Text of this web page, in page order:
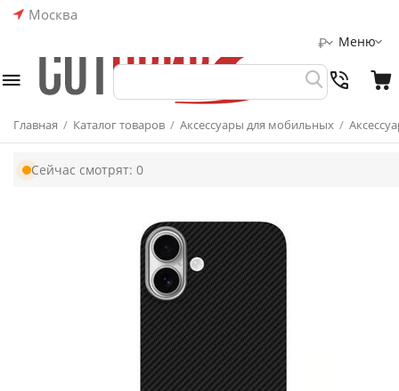
Москва
Меню
₽
Главная / Каталог товаров / Аксессуары для мобильных /
Сейчас смотрят: 0